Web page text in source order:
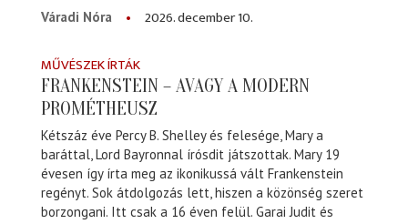
Váradi Nóra
2026. december 10.
MŰVÉSZEK ÍRTÁK
FRANKENSTEIN – AVAGY A MODERN
PROMÉTHEUSZ
Kétszáz éve Percy B. Shelley és felesége, Mary a
baráttal, Lord Bayronnal írósdit játszottak. Mary 19
évesen így írta meg az ikonikussá vált Frankenstein
regényt. Sok átdolgozás lett, hiszen a közönség szeret
borzongani. Itt csak a 16 éven felül. Garai Judit és